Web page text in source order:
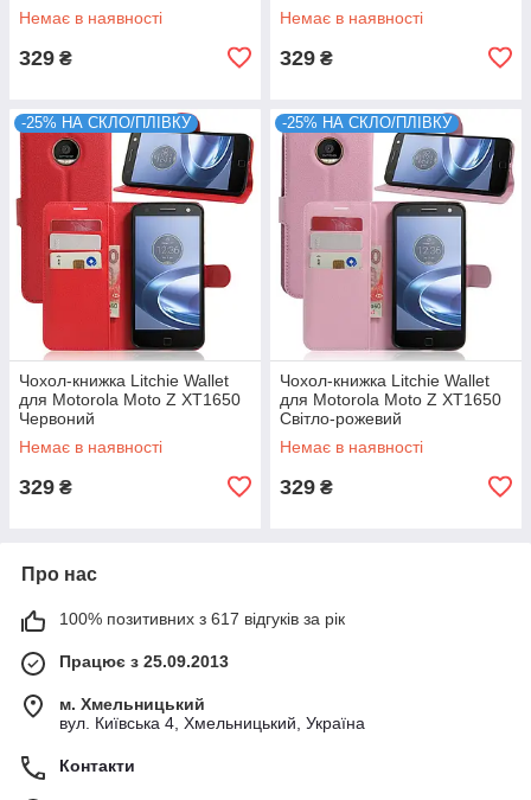
Немає в наявності
329 ₴
Немає в наявності
329 ₴
-25% НА СКЛО/ПЛІВКУ
Чохол-книжка Litchie Wallet
для Motorola Moto Z XT1650
Червоний
Немає в наявності
329 ₴
-25% НА СКЛО/ПЛІВКУ
Чохол-книжка Litchie Wallet
для Motorola Moto Z XT1650
Світло-рожевий
Немає в наявності
329 ₴
Про нас
100% позитивних з 617 відгуків за рік
Працює з 25.09.2013
м. Хмельницький
вул. Київська 4, Хмельницький, Україна
Контакти